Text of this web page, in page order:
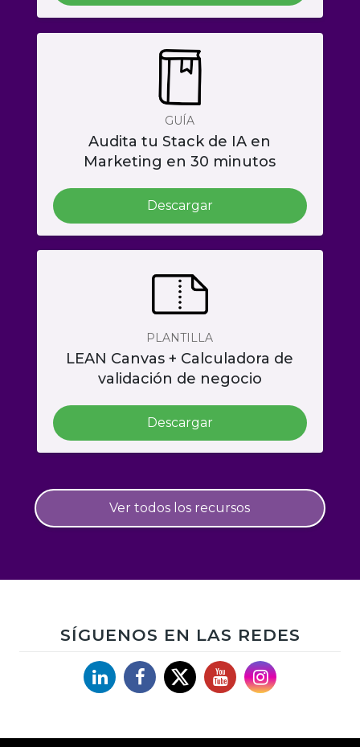
GUÍA
Audita tu Stack de IA en
Marketing en 30 minutos
Descargar
PLANTILLA
LEAN Canvas + Calculadora de
validación de negocio
Descargar
Ver todos los recursos
SÍGUENOS EN LAS REDES
LinkedinFacebook
X YouTubeInstagram